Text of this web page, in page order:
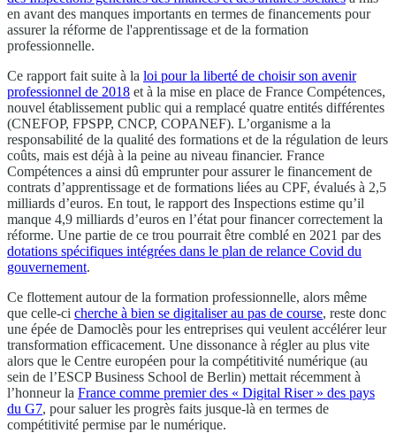
en avant des manques importants en termes de financements pour
assurer la réforme de l'apprentissage et de la formation
professionnelle.
Ce rapport fait suite à la loi pour la liberté de choisir son avenir
professionnel de 2018 et à la mise en place de France Compétences,
nouvel établissement public qui a remplacé quatre entités différentes
(CNEFOP, FPSPP, CNCP, COPANEF). L’organisme a la
responsabilité de la qualité des formations et de la régulation de leurs
coûts, mais est déjà à la peine au niveau financier. France
Compétences a ainsi dû emprunter pour assurer le financement de
contrats d’apprentissage et de formations liées au CPF, évalués à 2,5
milliards d’euros. En tout, le rapport des Inspections estime qu’il
manque 4,9 milliards d’euros en l’état pour financer correctement la
réforme. Une partie de ce trou pourrait être comblé en 2021 par des
dotations spécifiques intégrées dans le plan de relance Covid du
gouvernement.
Ce flottement autour de la formation professionnelle, alors même
que celle-ci cherche à bien se digitaliser au pas de course, reste donc
une épée de Damoclès pour les entreprises qui veulent accélérer leur
transformation efficacement. Une dissonance à régler au plus vite
alors que le Centre européen pour la compétitivité numérique (au
sein de l’ESCP Business School de Berlin) mettait récemment à
l’honneur la France comme premier des « Digital Riser » des pays
du G7, pour saluer les progrès faits jusque-là en termes de
compétitivité permise par le numérique.